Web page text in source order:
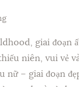
giai đoạn
niên, vui vẻ
nữ – giai đoạn